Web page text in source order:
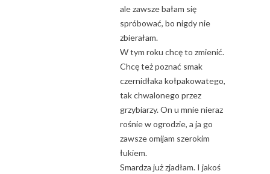
ale zawsze bałam się
spróbować, bo nigdy nie
zbierałam.
W tym roku chcę to zmienić.
Chcę też poznać smak
czernidłaka kołpakowatego,
tak chwalonego przez
grzybiarzy. On u mnie nieraz
rośnie w ogrodzie, a ja go
zawsze omijam szerokim
łukiem.
Smardza już zjadłam. I jakoś